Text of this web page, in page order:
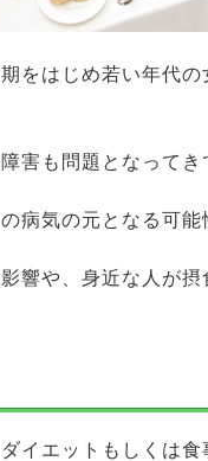
をはじめ若い年代
害も問題となってき
病気の元となる可能
響や、身近な人が
イエットもしくは